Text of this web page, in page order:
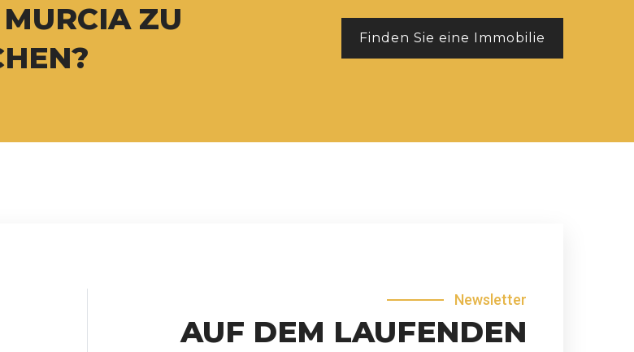
ZU
Finden Sie eine Immobilie
Newsletter
AUF DEM LAUFENDEN